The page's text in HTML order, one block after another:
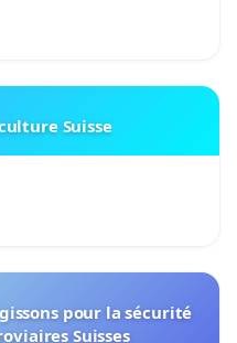
Suisse
pour la sécurité
Suisses